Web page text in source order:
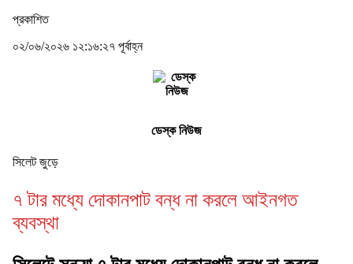
প্রকাশিত
০২/০৬/২০২৬ ১২:১৬:২৭ পূর্বাহ্ন
ডেস্ক নিউজ
সিলেট জুড়ে
৭ টার মধ্যে দোকানপাট বন্ধ না করলে আইনগত
ব্যবস্থা